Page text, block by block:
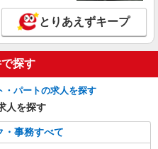
≫ ◆駐車場についてはご自身の
ご検討ください。
詳細を見る
古屋コーディネートセンタ
な商品で業績↑↑増員だから
選べる時間♪
とりあえずキープ
探す
・パートの求人を探す
人を探す
・事務すべて